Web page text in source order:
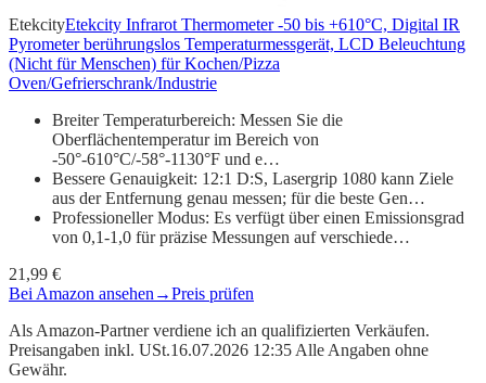
EtekcityEtekcity Infrarot Thermometer -50 bis +610°C, Digital IR
Pyrometer berührungslos Temperaturmessgerät, LCD Beleuchtung
(Nicht für Menschen) für Kochen/Pizza
Oven/Gefrierschrank/Industrie
Breiter Temperaturbereich: Messen Sie die
Oberflächentemperatur im Bereich von
-50°-610°C/-58°-1130°F und e…
Bessere Genauigkeit: 12:1 D:S, Lasergrip 1080 kann Ziele
aus der Entfernung genau messen; für die beste Gen…
Professioneller Modus: Es verfügt über einen Emissionsgrad
von 0,1-1,0 für präzise Messungen auf verschiede…
21,99 €
Bei Amazon ansehen →Preis prüfen
Als Amazon-Partner verdiene ich an qualifizierten Verkäufen.
Preisangaben inkl. USt.16.07.2026 12:35 Alle Angaben ohne
Gewähr.